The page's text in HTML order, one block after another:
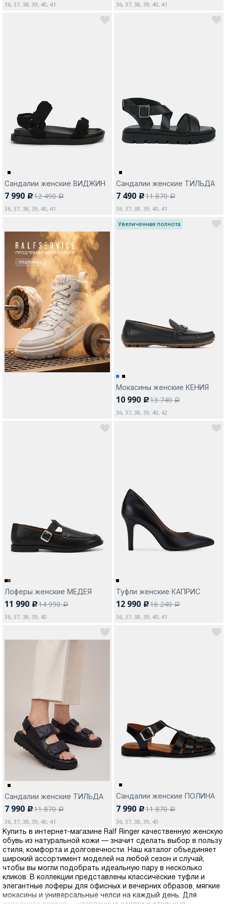
36, 37, 38, 39, 40, 41 36, 37, 38, 39, 40, 41
Сандалии женские ВИДЖИН
7 990 c12 490a
36, 37, 38, 39, 40, 41
Сандалии женские ТИЛЬДА
7 490 c11 870a
36, 37, 38, 39, 40, 41
Увеличенная полнота
Мокасины женские КЕНИЯ
10 990 c13 740a
36, 37, 38, 39, 40, 42
Лоферы женские МЕДЕЯ
11 990 c14 990a
36, 37, 38, 39, 40
Туфли женские КАПРИС
12 990 c16 240a
36, 37, 38, 39, 40, 41
Сандалии женские ТИЛЬДА
7 990 c11 870a
36, 37, 38, 39, 40, 41
Сандалии женские ПОЛИНА
7 990 c11 870a
36, 37, 38, 39, 40
Купить в интернет-магазине Ralf Ringer качественную женскую
обувь из натуральной кожи — значит сделать выбор в пользу
стиля, комфорта и долговечности. Наш каталог объединяет
широкий ассортимент моделей на любой сезон и случай,
чтобы вы могли подобрать идеальную пару в несколько
кликов. В коллекции представлены классические туфли и
элегантные лоферы для офисных и вечерних образов, мягкие
мокасины и универсальные челси на каждый день. Для